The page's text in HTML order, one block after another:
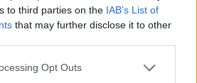
to third parties on the IAB’s List of
that may further disclose it to other
Opt Outs
az elmúlt heti...
hírarchívumához